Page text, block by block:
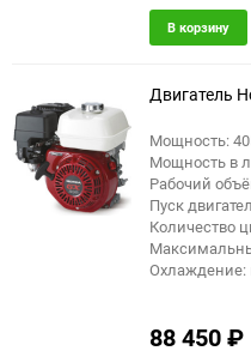
В корзину
Двигатель
Мощность:
Мощность в
Рабочий
Пуск
Количество
Охлаждение:
88 450₽